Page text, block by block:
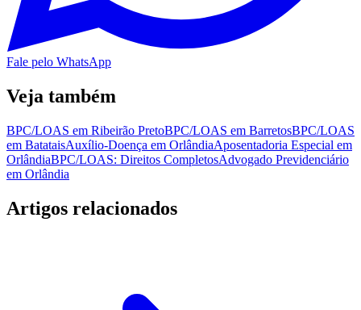
Fale pelo WhatsApp
Veja também
BPC/LOAS em Ribeirão PretoBPC/LOAS em BarretosBPC/LOAS
em BatataisAuxílio-Doença em OrlândiaAposentadoria Especial em
OrlândiaBPC/LOAS: Direitos CompletosAdvogado Previdenciário
em Orlândia
Artigos relacionados